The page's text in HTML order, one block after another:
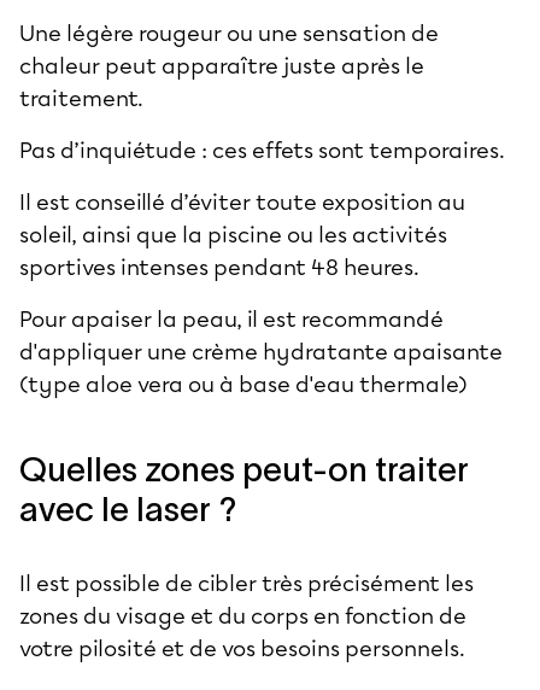
Une légère rougeur ou une sensation de
chaleur peut apparaître juste après le
traitement.
Pas d’inquiétude : ces effets sont temporaires.
Il est conseillé d’éviter toute exposition au
soleil, ainsi que la piscine ou les activités
sportives intenses pendant 48 heures.
Pour apaiser la peau, il est recommandé
d'appliquer une crème hydratante apaisante
(type aloe vera ou à base d'eau thermale)
Quelles zones peut-on traiter
avec le laser ?
Il est possible de cibler très précisément les
zones du visage et du corps en fonction de
votre pilosité et de vos besoins personnels.